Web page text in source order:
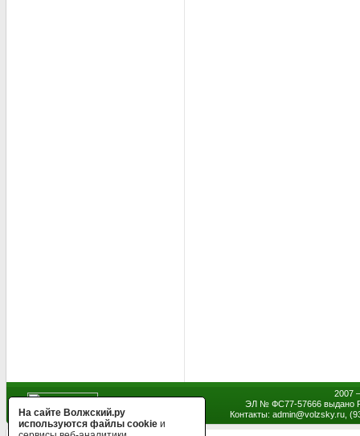
2007
ЭЛ № ФС77-57666 выдано
Контакты: admin@volzsky.ru,
На сайте Волжский.ру
используются файлы cookie и